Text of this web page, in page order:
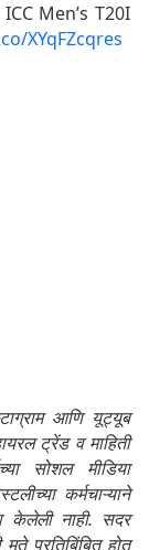
Men’s T20I
XYqFZcqres
आणि यूट्यूब
ट्रेंड व माहिती
सोशल मीडिया
कर्मचाऱ्याने
केलेली नाही. सदर
प्रतिबिंबित होत